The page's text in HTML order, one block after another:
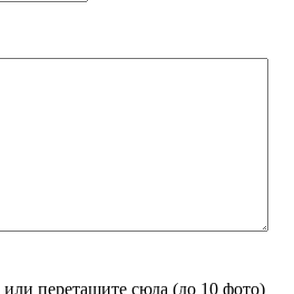
или перетащите сюда (до 10 фото)